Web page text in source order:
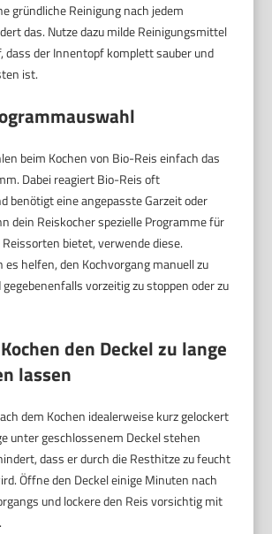
gründliche Reinigung nach jedem
das. Nutze dazu milde Reinigungsmittel
dass der Innentopf komplett sauber und
ist.
beim Kochen von Bio-Reis einfach das
Dabei reagiert Bio-Reis oft
benötigt eine angepasste Garzeit oder
dein Reiskocher spezielle Programme für
bietet, verwende diese.
helfen, den Kochvorgang manuell zu
vorzeitig zu stoppen oder zu
den Deckel zu lange
lassen
dem Kochen idealerweise kurz gelockert
unter geschlossenem Deckel stehen
dass er durch die Resthitze zu feucht
Öffne den Deckel einige Minuten nach
und lockere den Reis vorsichtig mit